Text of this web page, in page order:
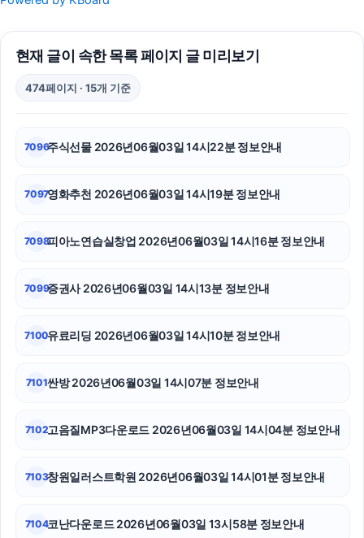
흥신소
이혼전문변호사
서초구하수구막힘
안산피부과
부산흥신소
현재 글이 속한 목록 페이지 글 미리보기
474페이지 · 15개 기준
7096주식선물 2026년06월03일 14시22분 정보안내
7097영화추천 2026년06월03일 14시19분 정보안내
7098피아노연습실창업 2026년06월03일 14시16분 정보안내
7099증권사 2026년06월03일 14시13분 정보안내
7100유료리딩 2026년06월03일 14시10분 정보안내
7101싼방 2026년06월03일 14시07분 정보안내
7102고음질MP3다운로드 2026년06월03일 14시04분 정보안내
7103창원일러스트학원 2026년06월03일 14시01분 정보안내
7104코난다운로드 2026년06월03일 13시58분 정보안내